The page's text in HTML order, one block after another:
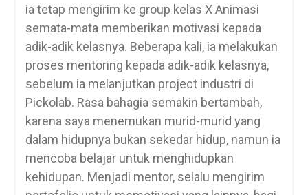
ia tetap mengirim ke group kelas X Animasi
semata-mata memberikan motivasi kepada
adik-adik kelasnya. Beberapa kali, ia melakukan
proses mentoring kepada adik-adik kelasnya,
sebelum ia melanjutkan project industri di
Pickolab. Rasa bahagia semakin bertambah,
karena saya menemukan murid-murid yang
dalam hidupnya bukan sekedar hidup, namun ia
mencoba belajar untuk menghidupkan
kehidupan. Menjadi mentor, selalu mengirim